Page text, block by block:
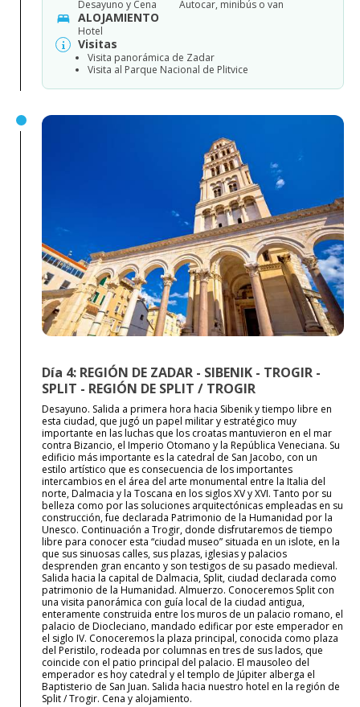
Desayuno y Cena Autocar, minibús o van
ALOJAMIENTO
Hotel
Visitas
Visita panorámica de Zadar
Visita al Parque Nacional de Plitvice
Día 4: REGIÓN DE ZADAR - SIBENIK - TROGIR -
SPLIT - REGIÓN DE SPLIT / TROGIR
Desayuno. Salida a primera hora hacia Sibenik y tiempo libre en
esta ciudad, que jugó un papel militar y estratégico muy
importante en las luchas que los croatas mantuvieron en el mar
contra Bizancio, el Imperio Otomano y la República Veneciana. Su
edificio más importante es la catedral de San Jacobo, con un
estilo artístico que es consecuencia de los importantes
intercambios en el área del arte monumental entre la Italia del
norte, Dalmacia y la Toscana en los siglos XV y XVI. Tanto por su
belleza como por las soluciones arquitectónicas empleadas en su
construcción, fue declarada Patrimonio de la Humanidad por la
Unesco. Continuación a Trogir, donde disfrutaremos de tiempo
libre para conocer esta “ciudad museo” situada en un islote, en la
que sus sinuosas calles, sus plazas, iglesias y palacios
desprenden gran encanto y son testigos de su pasado medieval.
Salida hacia la capital de Dalmacia, Split, ciudad declarada como
patrimonio de la Humanidad. Almuerzo. Conoceremos Split con
una visita panorámica con guía local de la ciudad antigua,
enteramente construida entre los muros de un palacio romano, el
palacio de Diocleciano, mandado edificar por este emperador en
el siglo IV. Conoceremos la plaza principal, conocida como plaza
del Peristilo, rodeada por columnas en tres de sus lados, que
coincide con el patio principal del palacio. El mausoleo del
emperador es hoy catedral y el templo de Júpiter alberga el
Baptisterio de San Juan. Salida hacia nuestro hotel en la región de
Split / Trogir. Cena y alojamiento.